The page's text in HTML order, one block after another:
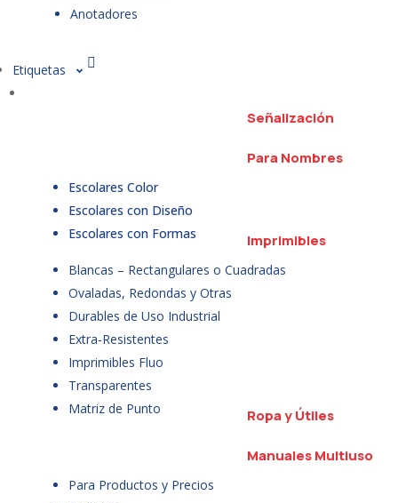
Anotadores
Etiquetas
Señalización
Para Nombres
Escolares Color
Escolares con Diseño
Escolares con Formas
Imprimibles
Blancas – Rectangulares o Cuadradas
Ovaladas, Redondas y Otras
Durables de Uso Industrial
Extra-Resistentes
Imprimibles Fluo
Transparentes
Matriz de Punto
Ropa y Útiles
Manuales Multiuso
Para Productos y Precios